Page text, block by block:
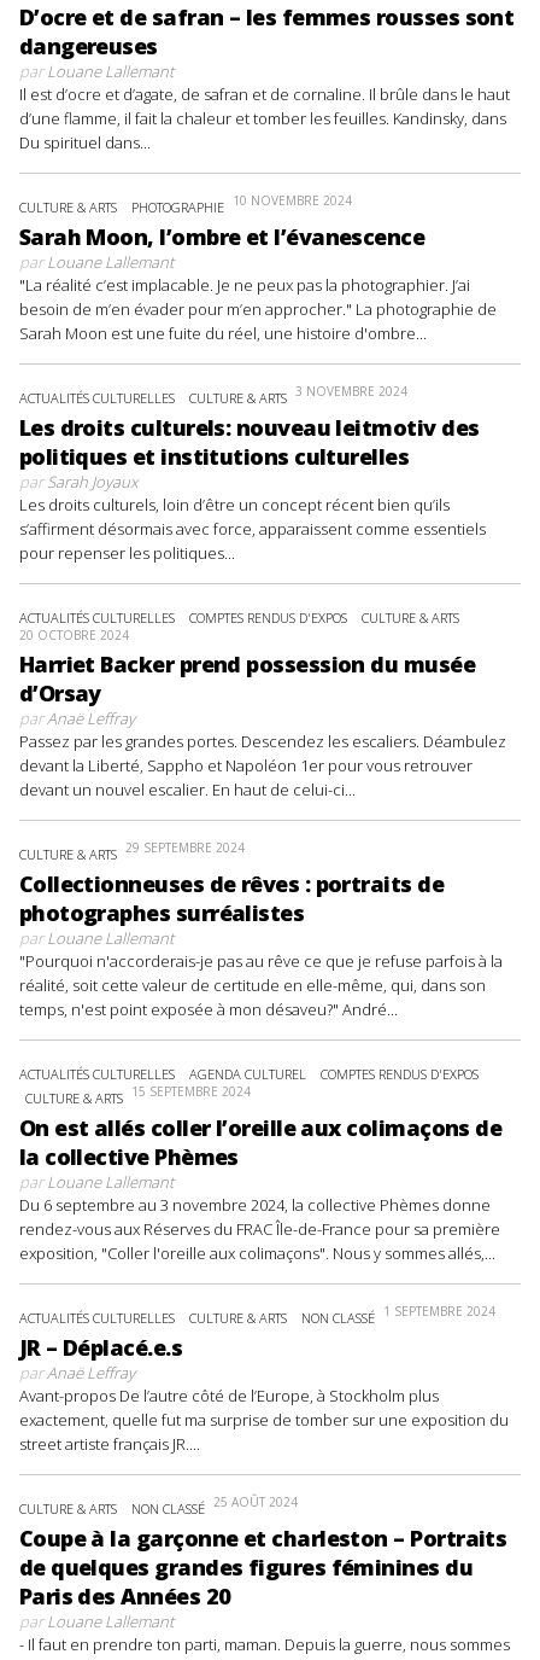
D’ocre et de safran – les femmes rousses sont
dangereuses
parLouane Lallemant
Il est d’ocre et d’agate, de safran et de cornaline. Il brûle dans le haut
d’une flamme, il fait la chaleur et tomber les feuilles. Kandinsky, dans
Du spirituel dans...
CULTURE & ARTS PHOTOGRAPHIE 10 NOVEMBRE 2024
Sarah Moon, l’ombre et l’évanescence
parLouane Lallemant
"La réalité c’est implacable. Je ne peux pas la photographier. J’ai
besoin de m’en évader pour m’en approcher." La photographie de
Sarah Moon est une fuite du réel, une histoire d'ombre...
ACTUALITÉS CULTURELLES CULTURE & ARTS 3 NOVEMBRE 2024
Les droits culturels: nouveau leitmotiv des
politiques et institutions culturelles
parSarah Joyaux
Les droits culturels, loin d’être un concept récent bien qu’ils
s’affirment désormais avec force, apparaissent comme essentiels
pour repenser les politiques...
ACTUALITÉS CULTURELLES COMPTES RENDUS D'EXPOS CULTURE & ARTS
20 OCTOBRE 2024
Harriet Backer prend possession du musée
d’Orsay
parAnaë Leffray
Passez par les grandes portes. Descendez les escaliers. Déambulez
devant la Liberté, Sappho et Napoléon 1er pour vous retrouver
devant un nouvel escalier. En haut de celui-ci...
CULTURE & ARTS 29 SEPTEMBRE 2024
Collectionneuses de rêves : portraits de
photographes surréalistes
parLouane Lallemant
"Pourquoi n'accorderais-je pas au rêve ce que je refuse parfois à la
réalité, soit cette valeur de certitude en elle-même, qui, dans son
temps, n'est point exposée à mon désaveu?" André...
ACTUALITÉS CULTURELLES AGENDA CULTUREL
COMPTES RENDUS D'EXPOS
CULTURE & ARTS 15 SEPTEMBRE 2024
On est allés coller l’oreille aux colimaçons de
la collective Phèmes
parLouane Lallemant
Du 6 septembre au 3 novembre 2024, la collective Phèmes donne
rendez-vous aux Réserves du FRAC Île-de-France pour sa première
exposition, "Coller l'oreille aux colimaçons". Nous y sommes allés,...
ACTUALITÉS CULTURELLES CULTURE & ARTS NON CLASSÉ 1 SEPTEMBRE 2024
JR – Déplacé.e.s
parAnaë Leffray
Avant-propos De l’autre côté de l’Europe, à Stockholm plus
exactement, quelle fut ma surprise de tomber sur une exposition du
street artiste français JR....
CULTURE & ARTS NON CLASSÉ 25 AOÛT 2024
Coupe à la garçonne et charleston – Portraits
de quelques grandes figures féminines du
Paris des Années 20
parLouane Lallemant
- Il faut en prendre ton parti, maman. Depuis la guerre, nous sommes